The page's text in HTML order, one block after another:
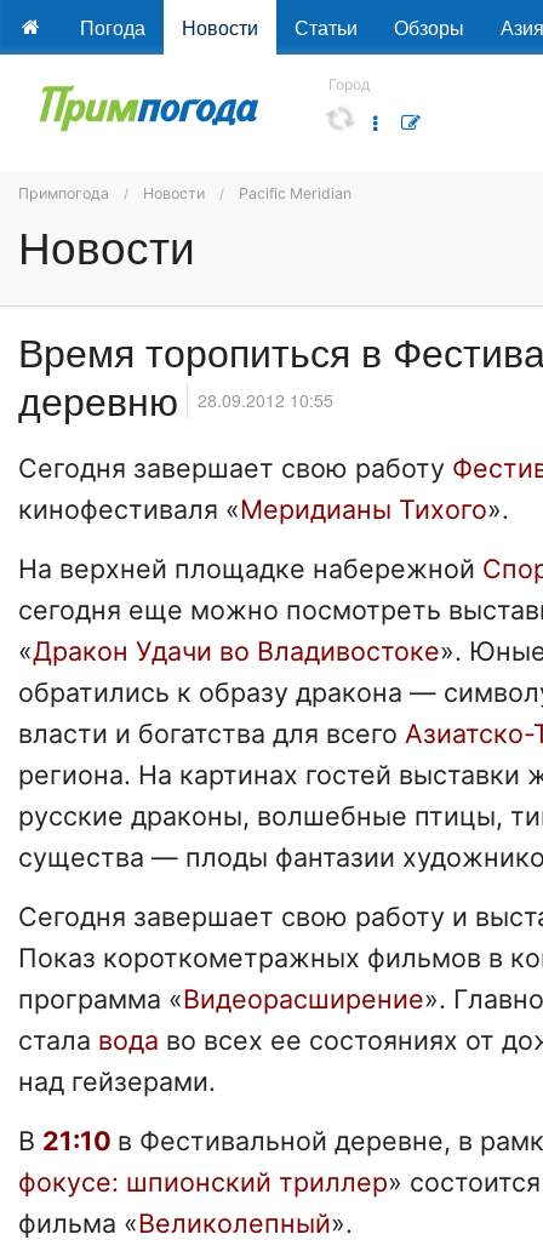
Погода Новости Статьи Обзоры Азия
Город
Примпогода Новости Pacific Meridian
Новости
Время торопиться в
деревню
28.09.2012 10:55
Сегодня завершает свою работу
кинофестиваля «Меридианы Тихого».
На верхней площадке набережной
сегодня еще можно посмотреть
«Дракон Удачи во Владивостоке».
обратились к образу дракона —
власти и богатства для всего Азиатско-
региона. На картинах гостей выставки
русские драконы, волшебные птицы,
существа — плоды фантазии
Сегодня завершает свою работу и
Показ короткометражных фильмов в
программа «Видеорасширение».
стала вода во всех ее состояниях от
над гейзерами.
В 21:10 в Фестивальной деревне, в
фокусе: шпионский триллер»
фильма «Великолепный».